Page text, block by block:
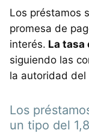
Los préstamos
promesa de
interés. La tasa
siguiendo las
la autoridad
Los
un tipo del